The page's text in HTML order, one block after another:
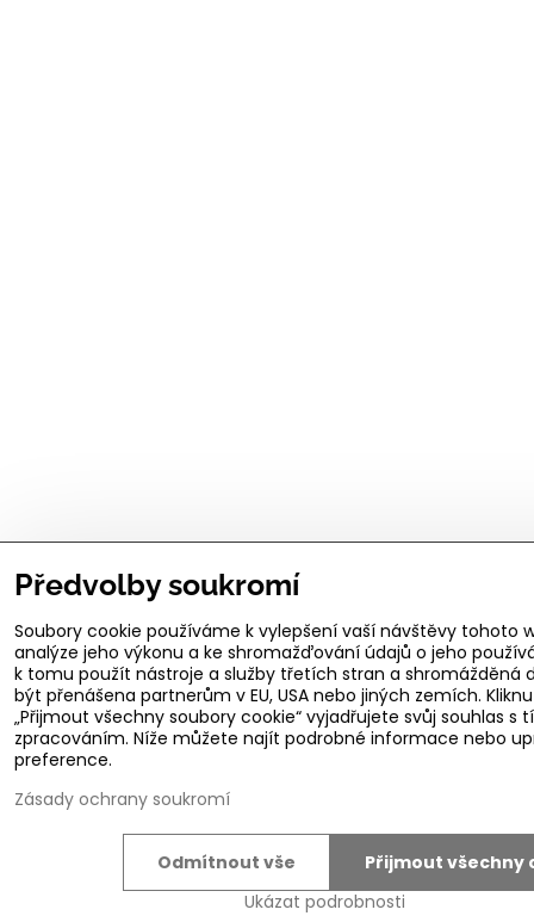
Předvolby soukromí
Soubory cookie používáme k vylepšení vaší návštěvy tohoto
analýze jeho výkonu a ke shromažďování údajů o jeho
k tomu použít nástroje a služby třetích stran a shromážděná
být přenášena partnerům v EU, USA nebo jiných zemích.
„Přijmout všechny soubory cookie“ vyjadřujete svůj souhlas s
zpracováním. Níže můžete najít podrobné informace nebo
preference.
Zásady ochrany soukromí
Ukázat podrobnosti
Přijmout všechny
Odmítnout vše